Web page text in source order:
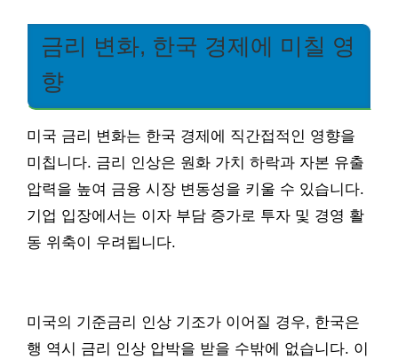
금리 변화, 한국 경제에 미칠 영
향
미국 금리 변화는 한국 경제에 직간접적인 영향을
미칩니다. 금리 인상은 원화 가치 하락과 자본 유출
압력을 높여 금융 시장 변동성을 키울 수 있습니다.
기업 입장에서는 이자 부담 증가로 투자 및 경영 활
동 위축이 우려됩니다.
미국의 기준금리 인상 기조가 이어질 경우, 한국은
행 역시 금리 인상 압박을 받을 수밖에 없습니다. 이